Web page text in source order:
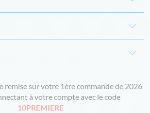
remise sur votre 1ère commande de 2026
à votre compte avec le code
10PREMIERE